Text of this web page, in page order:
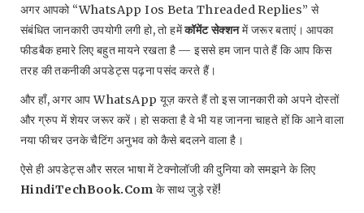
अगर आपको “WhatsApp Ios Beta Threaded Replies” से
संबंधित जानकारी उपयोगी लगी हो, तो हमेंकॉमेंट सेक्शनमें जरूर बताएं। आपका
फीडबैक हमारे लिए बहुत मायने रखता है — इससे हम जान पाते हैं कि आप किस
तरह की तकनीकी अपडेट्स पढ़ना पसंद करते हैं।
और हाँ, अगर आप WhatsApp यूज़ करते हैं तो इस जानकारी को अपने दोस्तों
और ग्रुप में शेयर जरूर करें। हो सकता है वे भी यह जानना चाहते हों कि आने वाला
नया फीचर उनके चैटिंग अनुभव को कैसे बदलने वाला है।
ऐसे ही अपडेट्स और सरल भाषा में टेक्नोलॉजी की दुनिया को समझने के लिए
HindiTechBook.com के साथ जुड़े रहें!